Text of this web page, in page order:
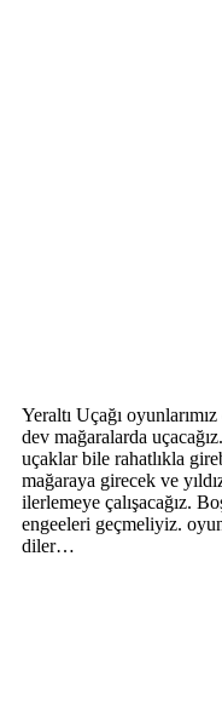
Yeraltı Uçağı
dev mağaralarda
uçaklar bile rahatlıkla
mağaraya girecek ve
ilerlemeye çalışacağız.
engeeleri geçmeliyiz.
diler…